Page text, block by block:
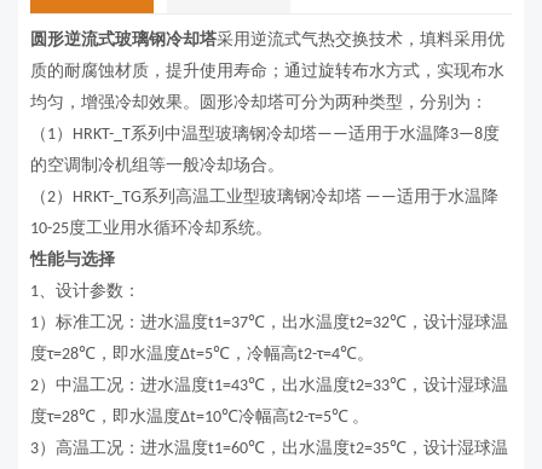
圆形逆流式玻璃钢冷却塔采用逆流式气热交换技术，填料采用优
质的耐腐蚀材质 ， 提升使用寿命 ；通过旋转布水方式，实现布水
均匀，增强冷却效果。
圆形冷却塔可分为两种类型，分别为：
（ 1） HRKT-_T系列 中温型玻璃钢冷却塔——适用于水温降3—8度
的空调制冷机组等一般冷却场合。
（2） HRKT-_TG系列高温工业型玻璃钢冷却塔 ——适用于水温降
10-25度工业用水循环冷却系统。
性能与选择
1、设计参数：
1）标准工况：进水温度t1=37℃ ，出水温度t2=32℃ ，设计湿球温
度τ=28℃ ，即水温度Δt=5℃ ，冷幅高t2-τ=4℃。
2）中温工况：进水温度t1=43℃ ，出水温度t2=33℃ ，设计湿球温
度τ=28℃ ，即水温度Δt=10℃冷幅高t2-τ=5℃ 。
3）高温工况：进水温度t1=60℃ ，出水温度t2=35℃ ，设计湿球温